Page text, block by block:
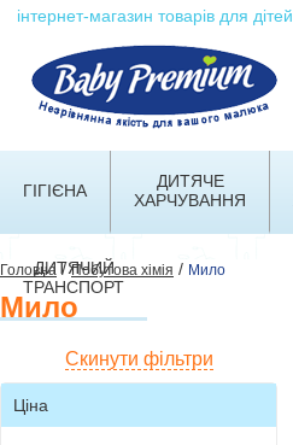
інтернет-магазин товарів для дітей
ГІГІЄНА
ДИТЯЧЕ
ХАРЧУВАННЯ
ДИТЯЧИЙ
ТРАНСПОРТ
Головна/Побутова хімія / Мило
Мило
Скинути фільтри
Ціна